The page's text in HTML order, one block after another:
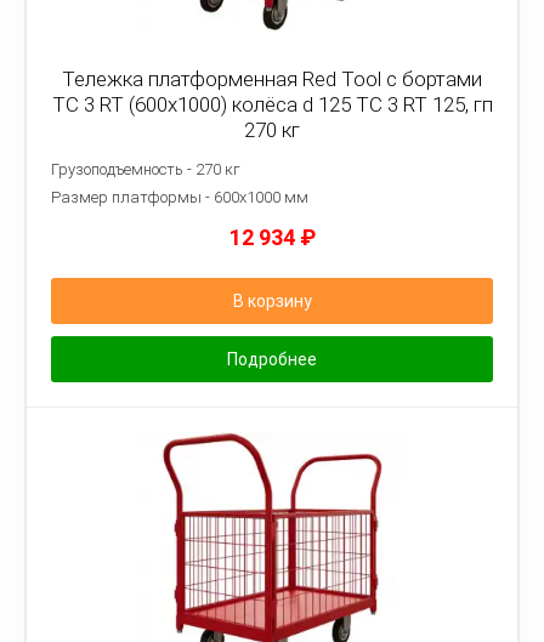
Тележка платформенная Red Tool с бортами
ТС 3 RT (600x1000) колёса d 125 ТС 3 RT 125, гп
270 кг
Грузоподъемность - 270 кг
Размер платформы - 600х1000 мм
12 934 ₽
В корзину
Подробнее